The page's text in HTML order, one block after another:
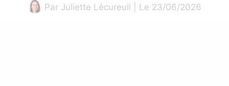
Par Juliette Lécureuil | Le 23/06/2026